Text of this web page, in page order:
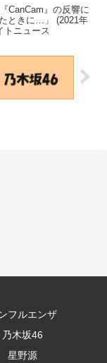
CanCam』の反響に
ときに…」 (2021年
トニュース
フルエンザ
乃木坂46
星野源